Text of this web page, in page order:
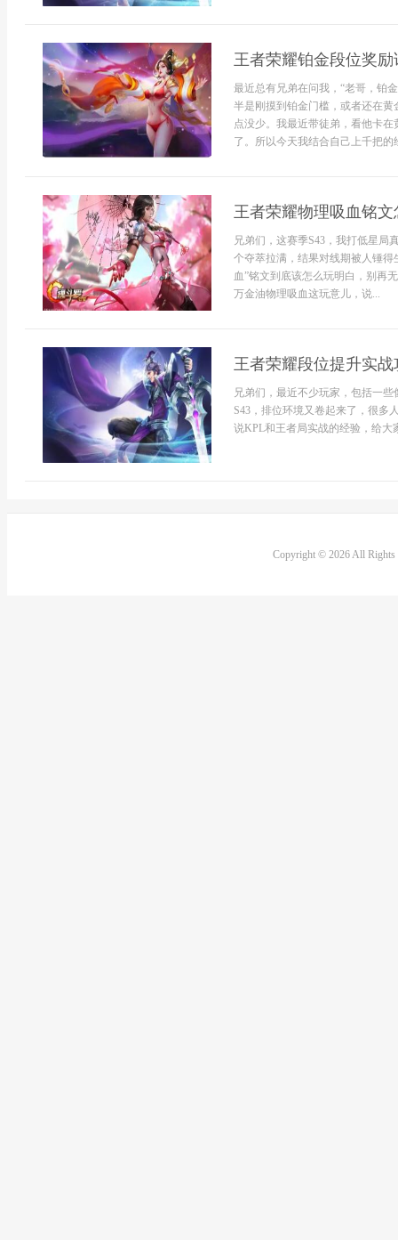
王者荣耀铂金段位奖
最近总有兄弟在问我，“老哥，铂
半是刚摸到铂金门槛，或者还在
点没少。我最近带徒弟，看他卡
了。所以今天我结合自己上千把
王者荣耀物理吸血铭
兄弟们，这赛季S43，我打低星局
个夺萃拉满，结果对线期被人锤
血”铭文到底该怎么玩明白，别再
万金油物理吸血这玩意儿，说...
王者荣耀段位提升实
兄弟们，最近不少玩家，包括一
S43，排位环境又卷起来了，很多
说KPL和王者局实战的经验，给大
Copyright © 2026 All